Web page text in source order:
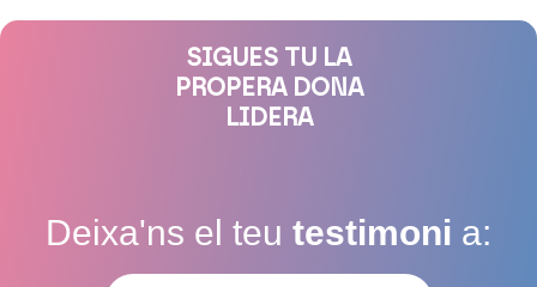
SIGUES TU LA
PROPERA DONA
LIDERA
Deixa'ns el teu testimoni a: